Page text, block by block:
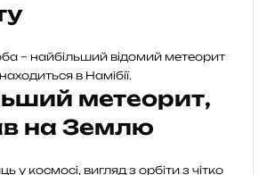
метеорит,
на Землю